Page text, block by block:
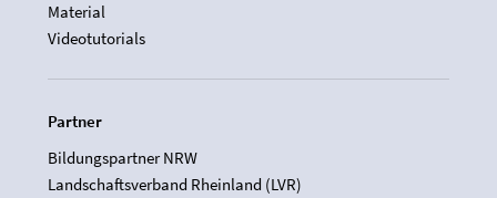
Material
Videotutorials
Partner
Bildungspartner NRW
Landschaftsverband Rheinland (LVR)